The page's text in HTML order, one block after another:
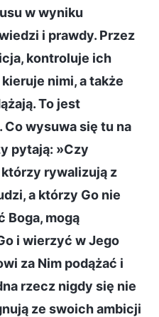
w wyniku
i prawdy. Przez
kontroluje ich
nimi, a także
To jest
wysuwa się tu na
pytają: »Czy
rywalizują z
a którzy Go nie
Boga, mogą
i wierzyć w Jego
za Nim podążać i
rzecz nigdy się nie
ze swoich ambicji